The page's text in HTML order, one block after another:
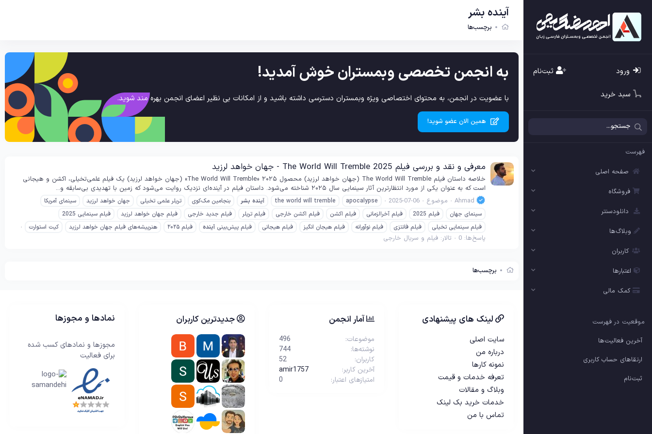
ورود ثبت‌نام
سبد خرید
فهرست
صفحه اصلی
فروشگاه
دانلودسنتر
وبلاگ‌ها
کاربران
اعتبارها
کمک مالی
موقعیت در فهرست
آخرین فعالیت‌ها
ارتقاهای حساب کاربری
ثبت‌نام
آینده بشر
برچسب‌ها
به انجمن تخصصی وبمستران خوش آمدید!
با عضویت در انجمن، به محتوای اختصاصی ویژه وبمستران دسترسی داشته باشید و از امکانات بی نظیر اعضای انجمن بهره مند شوید.
همین الان عضو شوید!
معرفی و نقد و بررسی فیلم The World Will Tremble 2025 - جهان خواهد لرزید
خلاصه داستان فیلم The World Will Tremble (جهان خواهد لرزید) محصول ۲۰۲۵ «The World Will Tremble» (جهان خواهد لرزید) یک فیلم علمی‌تخیلی، اکشن و هیجانی
است که به عنوان یکی از مورد انتظارترین آثار سینمایی سال ۲۰۲۵ شناخته می‌شود. داستان فیلم در آینده‌ای نزدیک روایت می‌شود که زمین با تهدیدی بی‌سابقه و...
Ahmad
موضوع 2025-07-06
apocalypse
the world will tremble آینده بشر بنجامین مک‌کوی تریلر علمی تخیلی جهان خواهد لرزید
سینمای آمریکا
سینمای جهان
فیلم 2025 فیلم آخرالزمانی فیلم اکشن فیلم اکشن خارجی فیلم تریلر فیلم جدید خارجی فیلم جهان خواهد لرزید
فیلم سینمایی 2025
فیلم سینمایی تخیلی
فیلم فانتزی فیلم نوآورانه فیلم هیجان انگیز فیلم هیجانی فیلم پیش‌بینی آینده فیلم ۲۰۲۵ هنرپیشه‌های فیلم جهان خواهد لرزید کیت استوارت
پاسخ‌ها: 0 تالار: فیلم و سریال خارجی
برچسب‌ها
لینک های پیشنهادی
سایت اصلی
درباره من
نمونه کارها
تعرفه خدمات و قیمت
وبلاگ و مقالات
خدمات خرید بک لینک
تماس با من
آمار انجمن
موضوعات
496
نوشته‌ها
744
کاربران
52
آخرین کاربر
amir1757
امتیازهای اعتبار
0
جدیدترین کاربران نمادها و مجوزها
مجوزها و نمادهای کسب شده
برای فعالیت